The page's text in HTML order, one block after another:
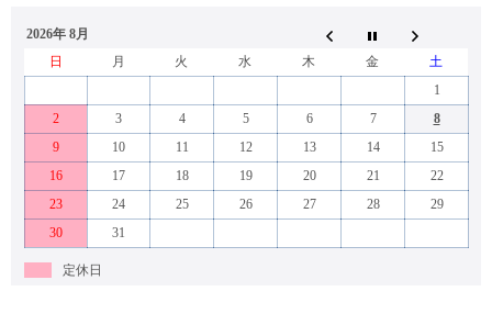
2026年 8月
日
月 火 水 木 金
土
1
2
3 4 5 6 7
8
9
10 11 12 13 14
15
16
17 18 19 20 21
22
23
24 25 26 27 28
29
30
31
定休日